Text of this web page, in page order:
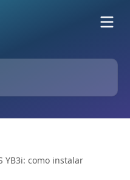
YB3i: como instalar